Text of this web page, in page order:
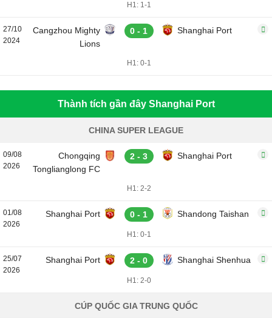
H1: 1-1
27/10
2024
Cangzhou Mighty
Lions
0 - 1 Shanghai Port
H1: 0-1
Thành tích gần đây Shanghai Port
CHINA SUPER LEAGUE
09/08
2026
Chongqing
Tonglianglong FC
2 - 3 Shanghai Port
H1: 2-2
01/08
2026
Shanghai Port 0 - 1 Shandong Taishan
H1: 0-1
25/07
2026
Shanghai Port 2 - 0 Shanghai Shenhua
H1: 2-0
CÚP QUỐC GIA TRUNG QUỐC